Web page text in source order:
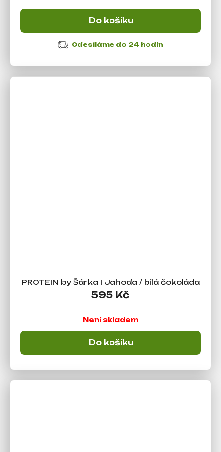
Do košíku
Odesíláme do 24 hodin
PROTEIN by Šárka | Jahoda / bílá čokoláda
595 Kč
Není skladem
Do košíku